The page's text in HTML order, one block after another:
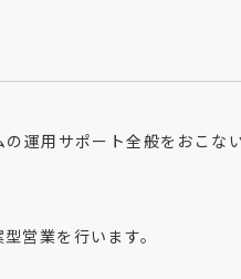
運用サポート全般をおこな
営業を行います。